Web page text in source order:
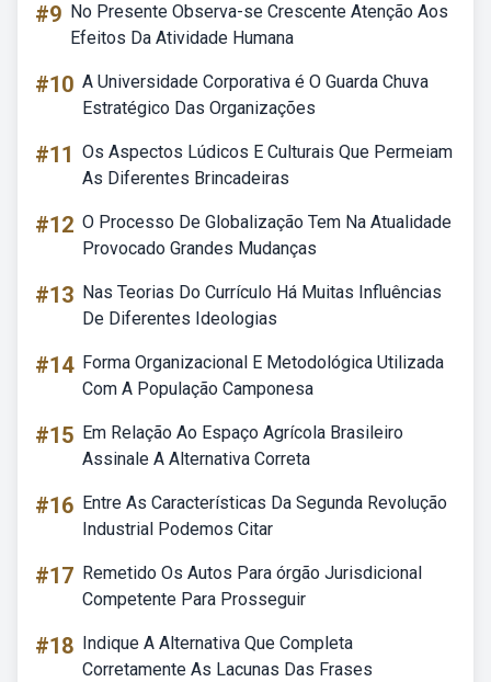
#9 No Presente Observa-se Crescente Atenção Aos
Efeitos Da Atividade Humana
#10 A Universidade Corporativa é O Guarda Chuva
Estratégico Das Organizações
#11 Os Aspectos Lúdicos E Culturais Que Permeiam
As Diferentes Brincadeiras
#12 O Processo De Globalização Tem Na Atualidade
Provocado Grandes Mudanças
#13 Nas Teorias Do Currículo Há Muitas Influências
De Diferentes Ideologias
#14 Forma Organizacional E Metodológica Utilizada
Com A População Camponesa
#15 Em Relação Ao Espaço Agrícola Brasileiro
Assinale A Alternativa Correta
#16 Entre As Características Da Segunda Revolução
Industrial Podemos Citar
#17 Remetido Os Autos Para órgão Jurisdicional
Competente Para Prosseguir
#18 Indique A Alternativa Que Completa
Corretamente As Lacunas Das Frases